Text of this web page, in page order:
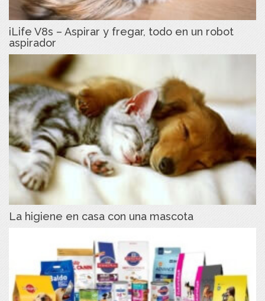
iLife V8s – Aspirar y fregar, todo en un robot
aspirador
La higiene en casa con una mascota